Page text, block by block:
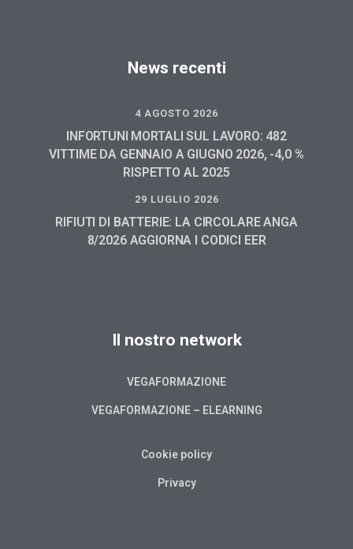
News recenti
4 AGOSTO 2026
INFORTUNI MORTALI SUL LAVORO: 482
VITTIME DA GENNAIO A GIUGNO 2026, -4,0 %
RISPETTO AL 2025
29 LUGLIO 2026
RIFIUTI DI BATTERIE: LA CIRCOLARE ANGA
8/2026 AGGIORNA I CODICI EER
Il nostro network
VEGAFORMAZIONE
VEGAFORMAZIONE – ELEARNING
Cookie policy
Privacy